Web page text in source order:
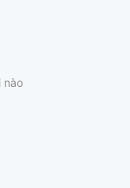
nào